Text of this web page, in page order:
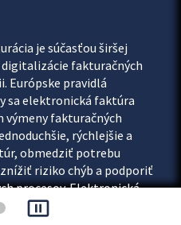
je súčasťou širšej
digitalizácie fakturačných
Európske pravidlá
sa elektronická faktúra
fakturačných
rýchlejšie a
obmedziť potrebu
riziko chýb a podporiť
procesov. Elektronická
pause_presentation